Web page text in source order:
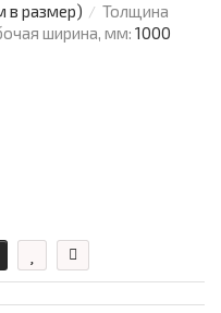
в размер)
Толщина
ширина, мм: 1000